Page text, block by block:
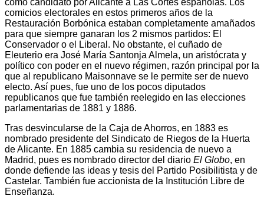
como candidato por Alicante a Las Cortes españolas. Los
comicios electorales en estos primeros años de la
Restauración Borbónica estaban completamente amañados
para que siempre ganaran los 2 mismos partidos: El
Conservador o el Liberal. No obstante, el cuñado de
Eleuterio era José María Santonja Almela, un aristócrata y
político con poder en el nuevo régimen, razón principal por la
que al republicano Maisonnave se le permite ser de nuevo
electo. Así pues, fue uno de los pocos diputados
republicanos que fue también reelegido en las elecciones
parlamentarias de 1881 y 1886.
Tras desvincularse de la Caja de Ahorros, en 1883 es
nombrado presidente del Sindicato de Riegos de la Huerta
de Alicante. En 1885 cambia su residencia de nuevo a
Madrid, pues es nombrado director del diario El Globo, en
donde defiende las ideas y tesis del Partido Posibilitista y de
Castelar. También fue accionista de la Institución Libre de
Enseñanza.